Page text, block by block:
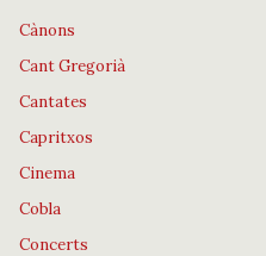
Cànons
Cant Gregorià
Cantates
Capritxos
Cinema
Cobla
Concerts